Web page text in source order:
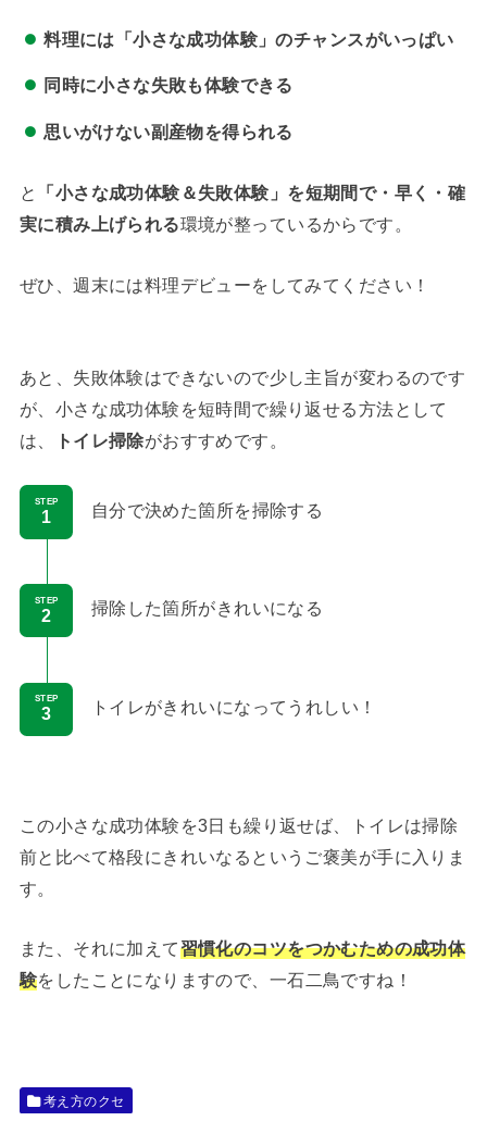
料理には「小さな成功体験」のチャンスがいっぱい
同時に小さな失敗も体験できる
思いがけない副産物を得られる
と
「小さな成功体験＆失敗体験」を短期間で・早く・確
実に積み上げられる環境が整っているからです。
ぜひ、週末には料理デビューをしてみてください！
あと、失敗体験はできないので少し主旨が変わるのです
が、小さな成功体験を短時間で繰り返せる方法として
は、
トイレ掃除がおすすめです。
STEP 自分で決めた箇所を掃除する
STEP 掃除した箇所がきれいになる
STEP トイレがきれいになってうれしい！
この小さな成功体験を3日も繰り返せば、トイレは掃除
前と比べて格段にきれいなるというご褒美が手に入りま
す。
また、それに加えて習慣化のコツをつかむための成功体
験をしたことになりますので、一石二鳥ですね！
考え方のクセ